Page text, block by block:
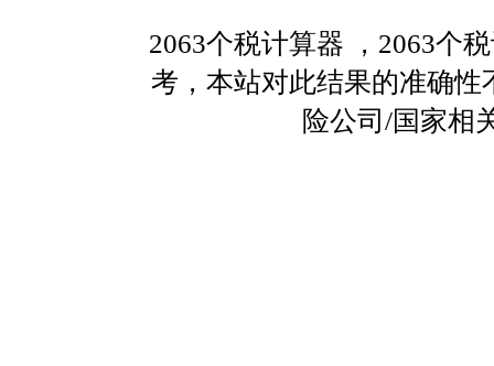
2063个税计算器
，2063个
考，本站对此结果的准确
险公司/国家相